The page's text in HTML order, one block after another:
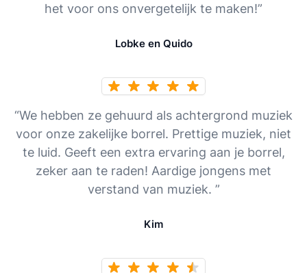
het voor ons onvergetelijk te maken!”
Lobke en Quido
“We hebben ze gehuurd als achtergrond muziek
voor onze zakelijke borrel. Prettige muziek, niet
te luid. Geeft een extra ervaring aan je borrel,
zeker aan te raden! Aardige jongens met
verstand van muziek. ”
Kim